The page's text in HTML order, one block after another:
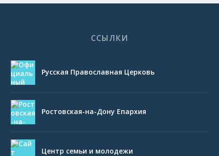
ССЫЛКИ
Русская Православная Церковь
Ростовская-на-Дону Епархия
Центр семьи и молодежи